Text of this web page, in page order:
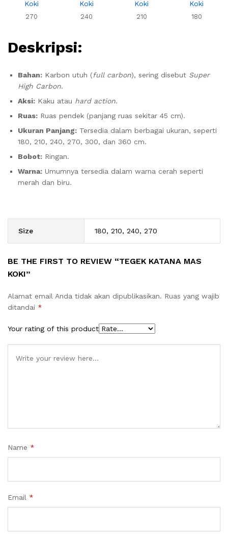
270 240 210 180
Deskripsi:
Bahan: Karbon utuh (full carbon), sering disebut Super
High Carbon.
Aksi: Kaku atau hard action.
Ruas: Ruas pendek (panjang ruas sekitar 45 cm).
Ukuran Panjang: Tersedia dalam berbagai ukuran, seperti
180, 210, 240, 270, 300, dan 360 cm.
Bobot: Ringan.
Warna: Umumnya tersedia dalam warna cerah seperti
merah dan biru.
Size 180, 210, 240, 270
BE THE FIRST TO REVIEW “TEGEK KATANA MAS
KOKI”
Alamat email Anda tidak akan dipublikasikan. Ruas yang wajib
ditandai *
Your rating of this product
Name *
Email *